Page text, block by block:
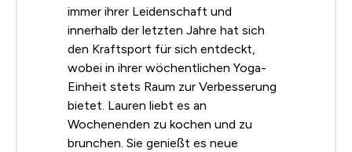
immer ihrer Leidenschaft und
innerhalb der letzten Jahre hat sich
den Kraftsport für sich entdeckt,
wobei in ihrer wöchentlichen Yoga-
Einheit stets Raum zur Verbesserung
bietet. Lauren liebt es an
Wochenenden zu kochen und zu
brunchen. Sie genießt es neue